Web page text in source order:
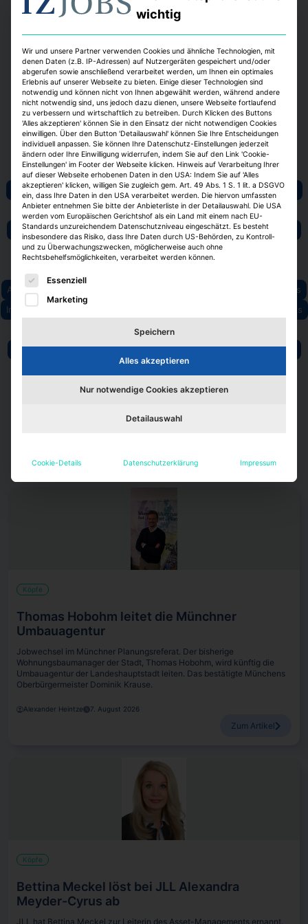
tummelten sich auf den Ausstellungsflächen,
in den Vortragssälen und in den Chillecken
rund 650 Menschen: knapp 350 Jobsucher
und rund 300 Personalverantwortliche
sowie Fach- und Führungskräfte aus dem
operativen Geschäft.
Karriere Harald Thomeczek
Apollo Real Estate
d.i.i. Deutsche Invest Immobilien
DI Deutsche Immobilien Gruppe
Dream Global Advisors Germany
Goethe-Universität Frankfurt am Main
Goodman
Heuer Dialog
Immobilien Zeitung Verlagsgesellschaft
Nuveen Real Estate
Asset-Management / Vermögensverwaltung
Immobilien-AGs/Reits
Immobilienmanagement
Makler / Real Estate Consultants
Medien/Verlage
Projektentwickler
Unternehmensberater/Consultants
Veranstaltungsmanagement
Martina Walker
Jobmesse
Köpfe
Thomas Hobohm leitet die Münchner
Umbauagentur
Jobwechsel im Münchner Planungsreferat. Der bisherige
Wohnungsbaumanager der Stadt, Thomas Hobohm, wird künftig die
Umbauagentur der Landeshauptstadt leiten. Das bestätigte Münchens
Oberbürgermeister Dominik Krause.
Alexander Heintze 7. August 2026
Zum Artikel
Köpfe
Bettina Meckel löst bei JLL Alexandra
Meyder-Cyrus ab
JLL hat Bettina Meckel zur Leiterin des Asset-Managements ernannt.
wichtig
Wir und unsere Partner verwenden Cookies und ähnliche Technologien, mit
denen Daten (z.B. IP-Adressen) auf Nutzergeräten gespeichert und/oder
abgerufen sowie anschließend verarbeitet werden, um Ihnen ein optimales
Erlebnis auf unserer Webseite zu bieten. Einige dieser Technologien sind
notwendig und können nicht von Ihnen abgewählt werden, während andere
nicht notwendig sind, uns jedoch dazu dienen, unsere Webseite fortlaufend
zu verbessern und wirtschaftlich zu betreiben. Durch Klicken des Buttons
'Alles akzeptieren' können Sie in den Einsatz der nicht notwendigen Cookies
einwilligen. Über den Button 'Detailauswahl' können Sie Ihre Entscheidungen
individuell anpassen. Sie können Ihre Datenschutz-Einstellungen jederzeit
ändern oder Ihre Einwilligung widerrufen, indem Sie auf den Link 'Cookie-
Einstellungen' im Footer der Webseite klicken. Hinweis auf Verarbeitung Ihrer
auf dieser Webseite erhobenen Daten in den USA: Indem Sie auf 'Alles
akzeptieren' klicken, willigen Sie zugleich gem. Art. 49 Abs. 1 S. 1 lit. a DSGVO
ein, dass Ihre Daten in den USA verarbeitet werden. Die hiervon umfassten
Anbieter entnehmen Sie bitte der Anbieterliste in der Detailauswahl. Die USA
werden vom Europäischen Gerichtshof als ein Land mit einem nach EU-
Standards unzureichendem Datenschutzniveau eingeschätzt. Es besteht
insbesondere das Risiko, dass Ihre Daten durch US-Behörden, zu Kontroll-
und zu Überwachungszwecken, möglicherweise auch ohne
Rechtsbehelfsmöglichkeiten, verarbeitet werden können.
Es folgt eine Liste der Service-Gruppen, für die eine
Essenziell
Marketing
Speichern
Alles akzeptieren
Nur notwendige Cookies akzeptieren
Detailauswahl
Cookie-Details Datenschutzerklärung Impressum